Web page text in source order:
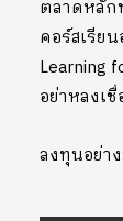
ตลาดหลัก
คอร์สเรีย
Learning
อย่าหลงเ
ลงทุนอย่า